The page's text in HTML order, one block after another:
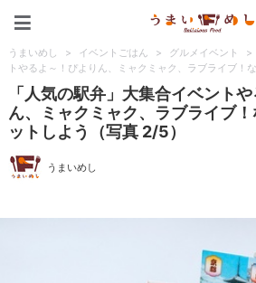
うまいめし > イベントごはん > グルメイベント >
トやるよ～！ぴよりん、ミャクミャク、ラブライブ！
「人気の駅弁」大集合イベント
ん、ミャクミャク、ラブライブ
ットしよう（写真 2/5）
うまいめし